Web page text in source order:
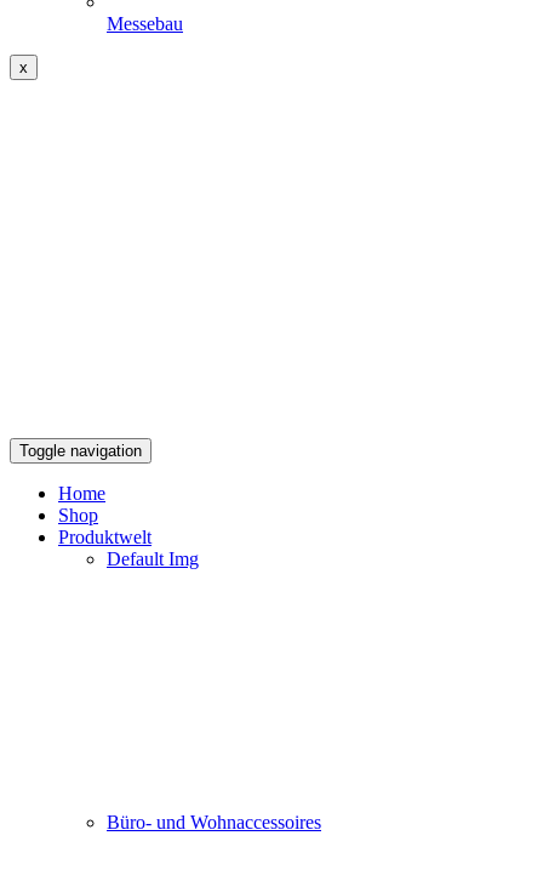
Messebau
x
Toggle navigation
Home
Shop
Produktwelt
Default Img
Büro- und Wohnaccessoires